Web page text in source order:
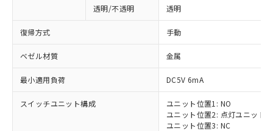
透明/不透明 透明
復帰方式 手動
ベゼル材質 金属
最小適用負荷 DC5V 6mA
スイッチユニット構成
ユニット位置1: NO
ユニット位置2: 点灯ユニット
ユニット位置3: NC